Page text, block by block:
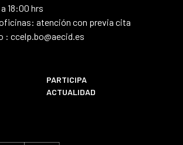
18:00 hrs
atención con previa cita
: ccelp.bo@aecid.es
PARTICIPA
ACTUALIDAD